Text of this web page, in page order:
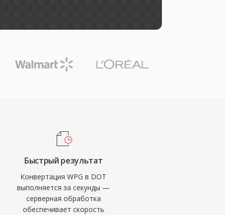
Быстрый результат
Конвертация WPG в DOT
выполняется за секунды —
серверная обработка
обеспечивает скорость